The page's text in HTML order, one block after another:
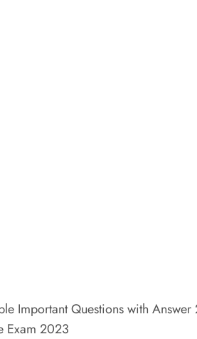
Important Questions with
Exam 2023